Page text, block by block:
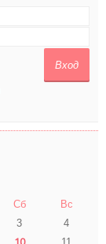
Сб Вс
3
4